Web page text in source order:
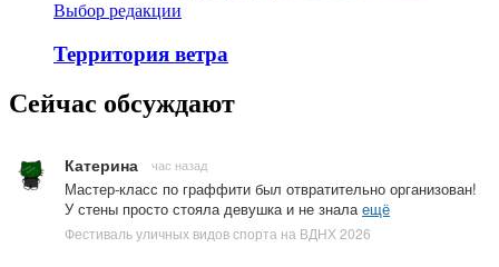
Выбор редакции
Территория ветра
Сейчас обсуждают
Катерина час назад
Мастер-класс по граффити был отвратительно организован!
У стены просто стояла девушка и не зналаещё
Фестиваль уличных видов спорта на ВДНХ 2026